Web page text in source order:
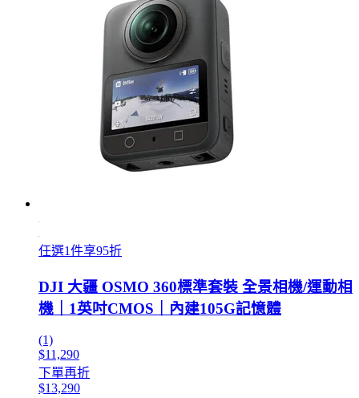
任選1件享95折
DJI 大疆 OSMO 360標準套裝 全景相機/運動相
機｜1英吋CMOS｜內建105G記憶體
(1)
$11,290
下單再折
$13,290